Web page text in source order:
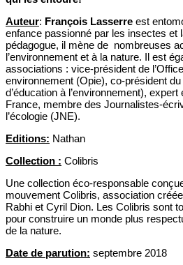
Auteur: François Lasserre est
enfance passionné par les insectes et
pédagogue, il mène de nombreuses
l’environnement et à la nature. Il est
associations : vice-président de
environnement (Opie), co-président
d’éducation à l’environnement), expert
France, membre des Journalistes-
l’écologie (JNE).
Editions: Nathan
Collection : Colibris
Une collection éco-responsable
mouvement Colibris, association
Rabhi et Cyril Dion. Les Colibris sont
pour construire un monde plus
de la nature.
Date de parution: septembre 2018